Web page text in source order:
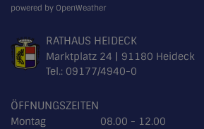
powered by OpenWeather
RATHAUS HEIDECK
Marktplatz 24 | 91180 Heideck
Tel.: 09177/4940-0
ÖFFNUNGSZEITEN
Montag
08.00 - 12.00